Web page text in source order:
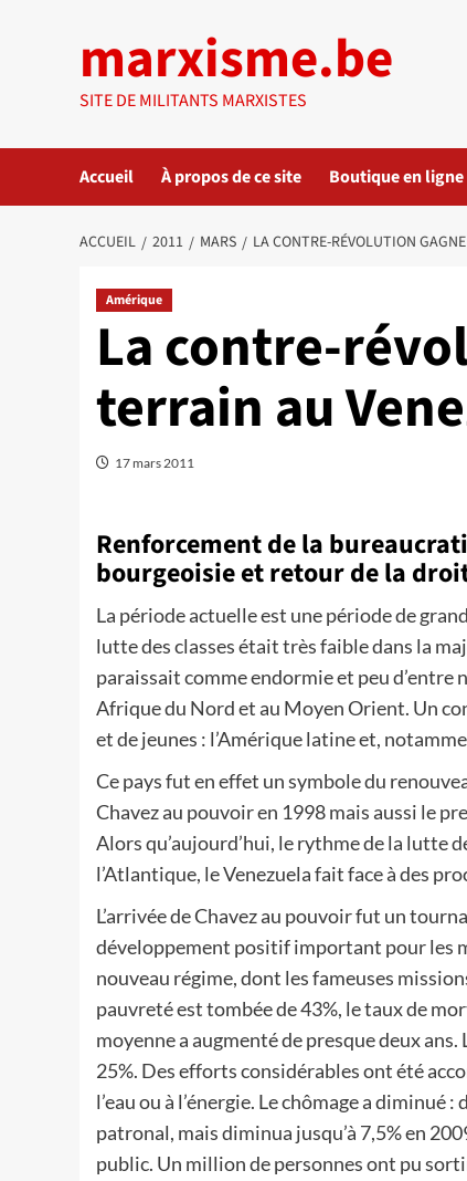
marxisme.be
SITE DE MILITANTS MARXISTES
Accueil À propos de ce site Boutique en ligne
ACCUEIL 2011 MARS LA CONTRE-RÉVOLUTION
Amérique
La contre-
terrain au
17 mars 2011
Renforcement de la
bourgeoisie et retour de la
La période actuelle est une période de
lutte des classes était très faible dans la
paraissait comme endormie et peu d’entre
Afrique du Nord et au Moyen Orient. Un
et de jeunes : l’Amérique latine et,
Ce pays fut en effet un symbole du
Chavez au pouvoir en 1998 mais aussi le
Alors qu’aujourd’hui, le rythme de la lutte
l’Atlantique, le Venezuela fait face à des
L’arrivée de Chavez au pouvoir fut un
développement positif important pour les
nouveau régime, dont les fameuses
pauvreté est tombée de 43%, le taux de
moyenne a augmenté de presque deux
25%. Des efforts considérables ont été
l’eau ou à l’énergie. Le chômage a diminué
patronal, mais diminua jusqu’à 7,5% en
public. Un million de personnes ont pu